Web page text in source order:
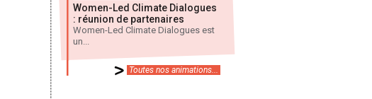
Women-Led Climate Dialogues
: réunion de partenaires
Women-Led Climate Dialogues est
un...
Toutes nos animations...